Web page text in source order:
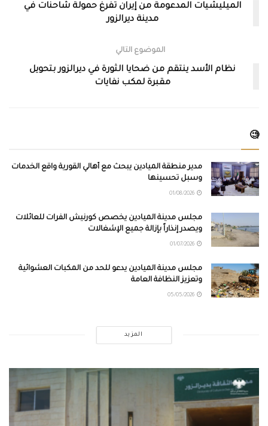
الميليشيات المدعومة من إيران تفرغ حمولة شاحنات في
مدينة ديرالزور
الموضوع التالي
نظام الأسد ينتقم من ضحايا الثورة في ديرالزور بتحويل
مقبرة لمكب نفايات
🧐
مدير منطقة الميادين يبحث مع أهالي القورية واقع الخدمات
وسبل تحسينها
مجلس مدينة الميادين يخصص كورنيش الفرات للعائلات
ويصدر إنذاراً بإزالة جميع الإشغالات
مجلس مدينة الميادين يدعو للحد من المكبات العشوائية
وتعزيز النظافة العامة
المزيد